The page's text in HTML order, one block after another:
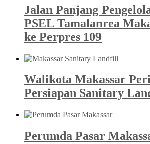
Jalan Panjang
PSEL Tamalanrea
ke Perpres 109
Walikota Makassar
Persiapan Sanitary
Perumda Pasar